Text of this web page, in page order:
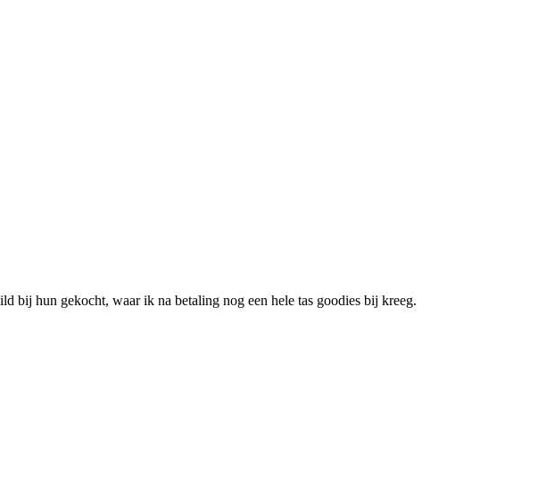
bij hun gekocht, waar ik na betaling nog een hele tas goodies bij kreeg.